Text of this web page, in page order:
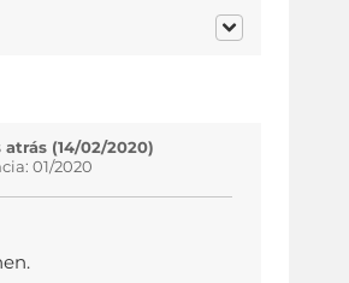
(14/02/2020)
01/2020